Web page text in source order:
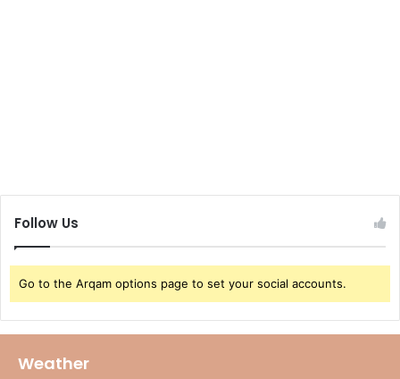
Follow Us
Go to the Arqam options page to set your social accounts.
Weather